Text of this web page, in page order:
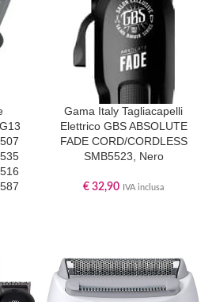
Gama Italy Tagliacapelli
Elettrico GBS ABSOLUTE
FADE CORD/CORDLESS
SMB5523, Nero
€ 32,90 IVA inclusa